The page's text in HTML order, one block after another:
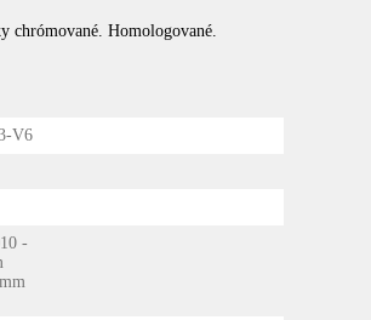
chrómované. Homologované.
V6
-